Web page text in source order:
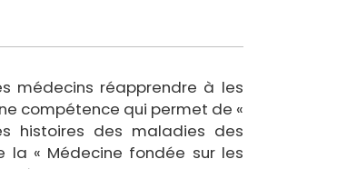
médecins réapprendre à les
compétence qui permet de «
histoires des maladies des
« Médecine fondée sur les